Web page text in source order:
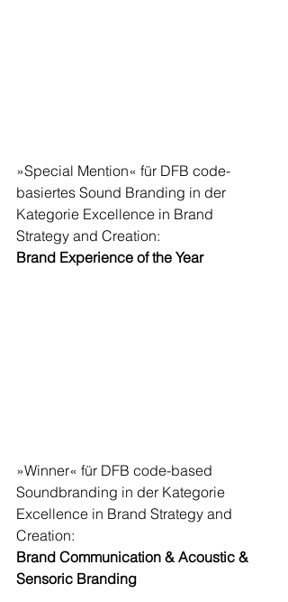
»Special Mention« für DFB code-
basiertes Sound Branding in der
Kategorie Excellence in Brand
Strategy and Creation:
Brand Experience of the Year
»Winner« für DFB code-based
Soundbranding in der Kategorie
Excellence in Brand Strategy and
Creation:
Brand Communication & Acoustic &
Sensoric Branding